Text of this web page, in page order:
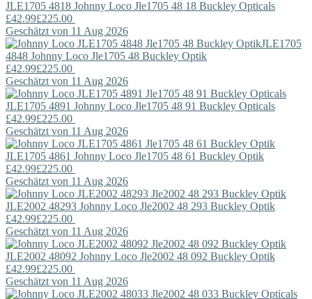
JLE1705 4818 Johnny Loco Jle1705 48 18 Buckley Opticals
£42.99£225.00
Geschätzt von 11 Aug 2026
JLE1705
4848 Johnny Loco Jle1705 48 Buckley Optik
£42.99£225.00
Geschätzt von 11 Aug 2026
JLE1705 4891 Johnny Loco Jle1705 48 91 Buckley Opticals
£42.99£225.00
Geschätzt von 11 Aug 2026
JLE1705 4861 Johnny Loco Jle1705 48 61 Buckley Optik
£42.99£225.00
Geschätzt von 11 Aug 2026
JLE2002 48293 Johnny Loco Jle2002 48 293 Buckley Optik
£42.99£225.00
Geschätzt von 11 Aug 2026
JLE2002 48092 Johnny Loco Jle2002 48 092 Buckley Optik
£42.99£225.00
Geschätzt von 11 Aug 2026